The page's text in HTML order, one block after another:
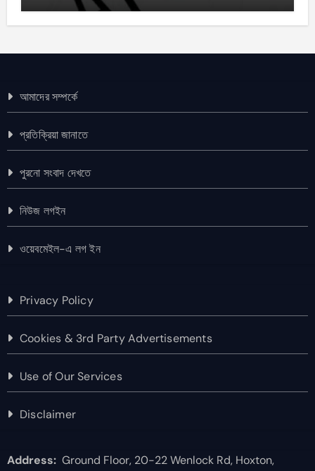
আমাদের সম্পর্কে
প্রতিক্রিয়া জানাতে
পুরনো সংবাদ দেখতে
নিউজ লগইন
ওয়েবমেইল-এ লগ ইন
Privacy Policy
Cookies & 3rd Party Advertisements
Use of Our Services
Disclaimer
Address:Ground Floor, 20-22 Wenlock Rd, Hoxton,